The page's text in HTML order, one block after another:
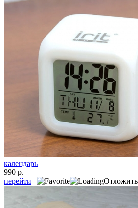
календарь
990 р.
перейти | Отложить